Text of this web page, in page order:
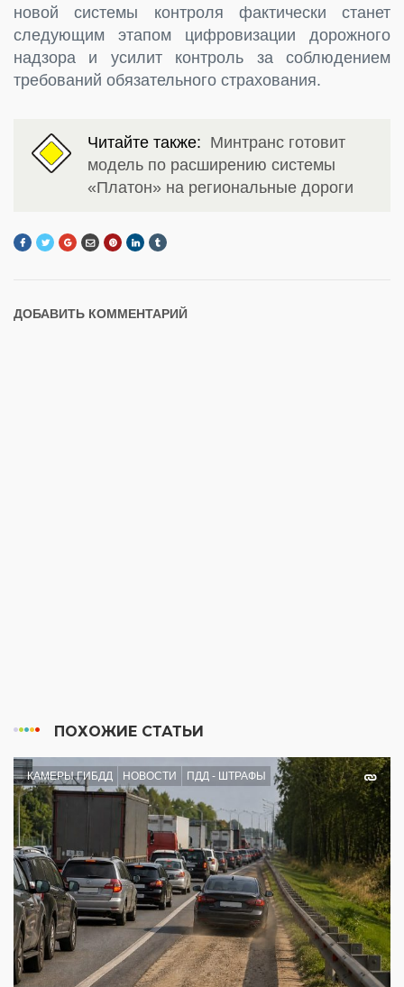
новой системы контроля фактически станет
следующим этапом цифровизации дорожного
надзора и усилит контроль за соблюдением
требований обязательного страхования.
Читайте также: Минтранс готовит
модель по расширению системы
«Платон» на региональные дороги
ДОБАВИТЬ КОММЕНТАРИЙ
ПОХОЖИЕ СТАТЬИ
КАМЕРЫ ГИБДД НОВОСТИ ПДД - ШТРАФЫ